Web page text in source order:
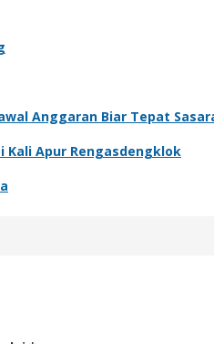
Anggaran Biar Tepat
Kali Apur Rengasdengklok